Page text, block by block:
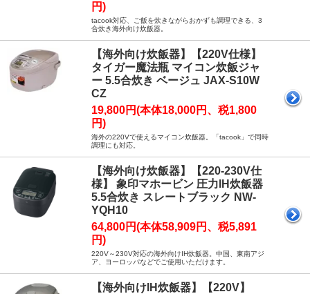
円)
tacook対応、ご飯を炊きながらおかずも調理できる、3
合炊き海外向け炊飯器。
【海外向け炊飯器】【220V仕様】
タイガー魔法瓶 マイコン炊飯ジャ
ー 5.5合炊き ベージュ JAX-S10W
CZ
19,800円(本体18,000円、税1,800
円)
海外の220Vで使えるマイコン炊飯器。「tacook」で同時
調理にも対応。
【海外向け炊飯器】【220-230V仕
様】 象印マホービン 圧力IH炊飯器
5.5合炊き スレートブラック NW-
YQH10
64,800円(本体58,909円、税5,891
円)
220V～230V対応の海外向けIH炊飯器。中国、東南アジ
ア、ヨーロッパなどでご使用いただけます。
【海外向けIH炊飯器】【220V】